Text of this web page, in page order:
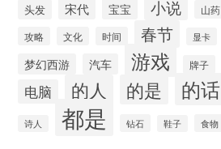
头发 宋代 宝宝 小说 山药
攻略 文化 时间 春节 显卡
梦幻西游 汽车 游戏 牌子
电脑 的人 的是 的话
诗人 都是 钻石 鞋子 食物